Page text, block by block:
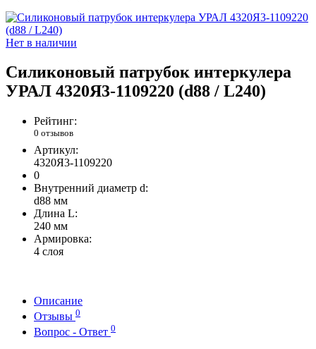
Нет в наличии
Силиконовый патрубок интеркулера
УРАЛ 4320Я3-1109220 (d88 / L240)
Рейтинг:
0 отзывов
Артикул:
4320Я3-1109220
0
Внутренний диаметр d:
d88 мм
Длина L:
240 мм
Армировка:
4 слоя
Описание
Отзывы 0
Вопрос - Ответ 0